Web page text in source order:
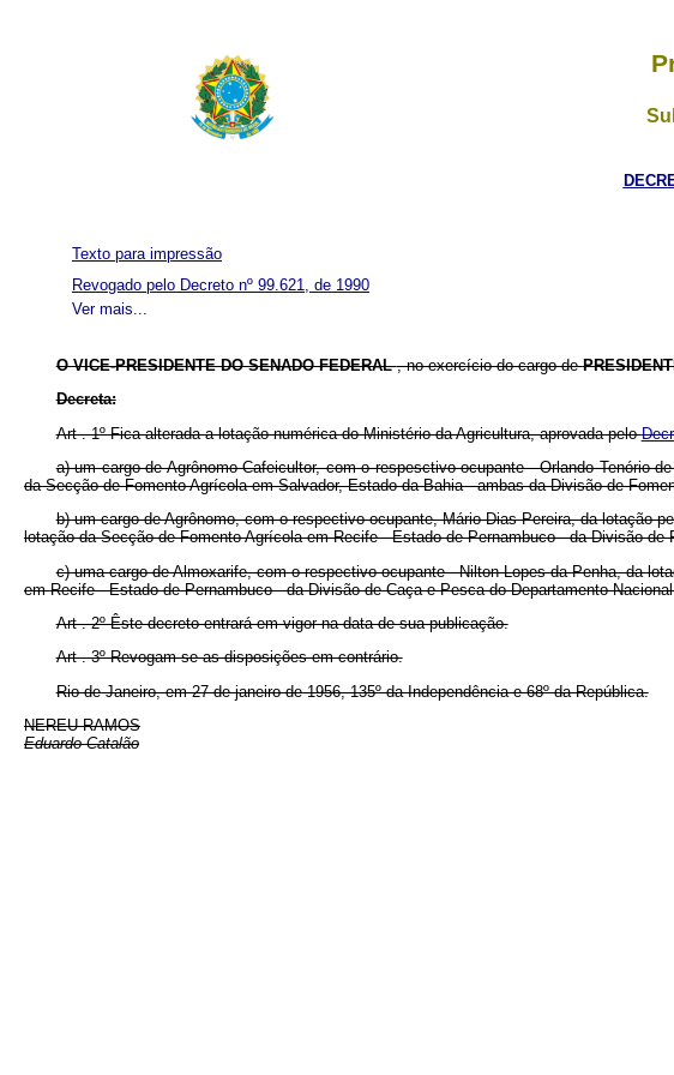
Ver mais...
Texto para impressão
Revogado pelo Decreto nº 99.621, de 1990
O VICE-PRESIDENTE DO SENADO FEDERAL, no exercício do cargo de
Decreta:
Art . 1º Fica alterada a lotação numérica do Ministério da Agricultura, aprovada pelo
a) um cargo de Agrônomo Cafeicultor, com o respesctivo ocupante - Orlando Tenório
da Secção de Fomento Agrícola em Salvador, Estado da Bahia - ambas da Divisão de
b) um cargo de Agrônomo, com o respectivo ocupante, Mário Dias Pereira, da lotação
lotação da Secção de Fomento Agrícola em Recife - Estado de Pernambuco - da Divisão
c) uma cargo de Almoxarife, com o respectivo ocupante - Nilton Lopes da Penha, da
em Recife - Estado de Pernambuco - da Divisão de Caça e Pesca do Departamento
Art . 2º Êste decreto entrará em vigor na data de sua publicação.
Art . 3º Revogam-se as disposições em contrário.
Rio de Janeiro, em 27 de janeiro de 1956, 135º da Independência e 68º da República.
NEREU RAMOS
Eduardo Catalão